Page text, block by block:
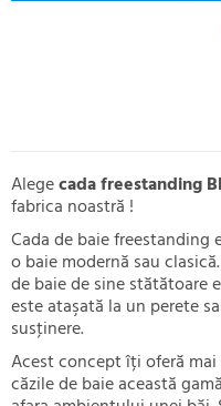
Alegecada freestanding
fabrica noastră !
Cada de baie
o baie modernă sau
de baie de sine stătătoare
este ataşată la un perete
susţinere.
Acest concept îți oferă
căzile de baie această